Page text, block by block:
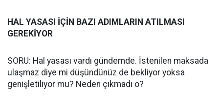
HAL YASASI İÇİN BAZI ADIMLARIN ATILMASI
GEREKİYOR
SORU: Hal yasası vardı gündemde. İstenilen maksada
ulaşmaz diye mi düşündünüz de bekliyor yoksa
genişletiliyor mu? Neden çıkmadı o?